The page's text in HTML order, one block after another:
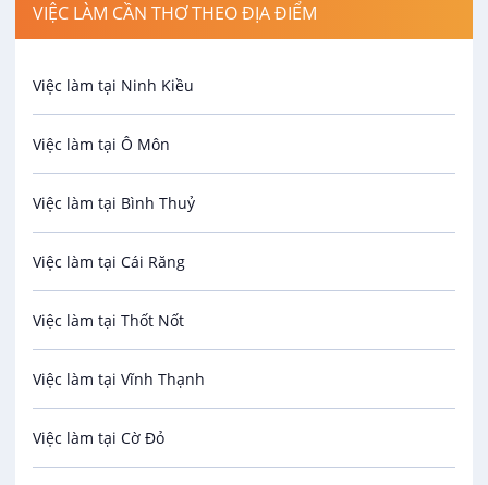
Spa
Bảo Vệ
An toàn lao động
Bảo hiểm
Biên phiên dịch
Bưu chính viễn thông
Cơ khí
Công nghệ sinh học
VIỆC LÀM CẦN THƠ THEO ĐỊA ĐIỂM
Việc làm tại Ninh Kiều
Việc làm tại Ô Môn
Việc làm tại Bình Thuỷ
Việc làm tại Cái Răng
Việc làm tại Thốt Nốt
Việc làm tại Vĩnh Thạnh
Việc làm tại Cờ Đỏ